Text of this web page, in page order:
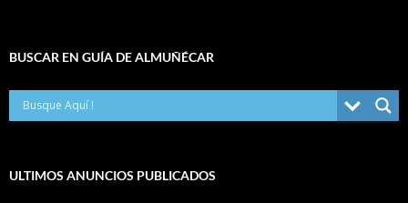
BUSCAR EN GUÍA DE ALMUÑÉCAR
ULTIMOS ANUNCIOS PUBLICADOS